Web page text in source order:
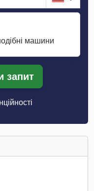
машини
запит